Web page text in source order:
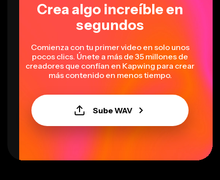
Crea algo increíble en
segundos
Comienza con tu primer video en solo unos
pocos clics. Únete a más de 35 millones de
creadores que confían en Kapwing para crear
más contenido en menos tiempo.
Sube WAV